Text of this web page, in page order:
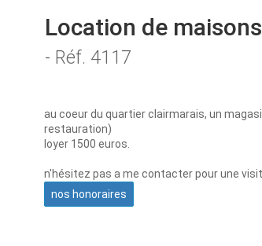
Location de maisons
- Réf. 4117
au coeur du quartier clairmarais, un
restauration)
loyer 1500 euros.
n'hésitez pas a me contacter pour une
nos honoraires